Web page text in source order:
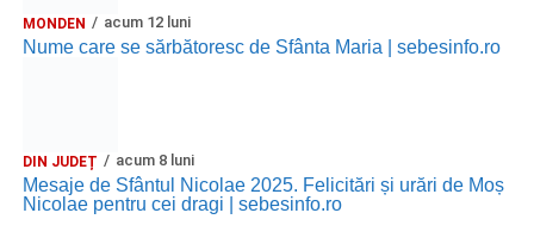
MONDEN acum 12 luni
Nume care se sărbătoresc de Sfânta Maria | sebesinfo.ro
DIN JUDEȚ acum 8 luni
Mesaje de Sfântul Nicolae 2025. Felicitări și urări de Moș
Nicolae pentru cei dragi | sebesinfo.ro